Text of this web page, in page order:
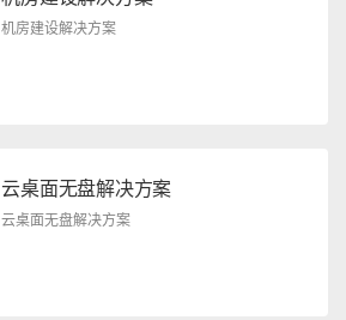
机房建设解决方案
云桌面无盘解决方案
云桌面无盘解决方案